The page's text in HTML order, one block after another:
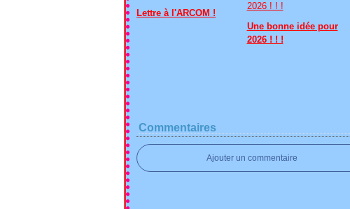
Lettre à l'ARCOM !
Une bonne idée pour
2026 ! ! !
Commentaires
Ajouter un commentaire